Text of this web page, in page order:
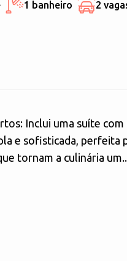
1 banheiro 2
Inclui uma suíte
e sofisticada,
tornam a culinária